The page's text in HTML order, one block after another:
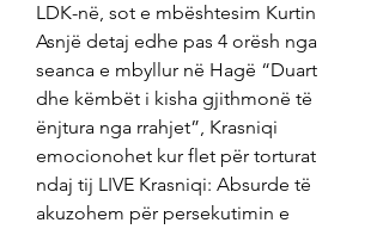
LDK-në, sot e mbështesim Kurtin
Asnjë detaj edhe pas 4 orësh nga
seanca e mbyllur në Hagë “Duart
dhe këmbët i kisha gjithmonë të
ënjtura nga rrahjet”, Krasniqi
emocionohet kur flet për torturat
ndaj tij LIVE Krasniqi: Absurde të
akuzohem për persekutimin e